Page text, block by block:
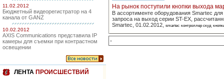
11.02.2012
Бюджетный видеорегистратор на 4
канала от GANZ
10.02.2012
AXIS Communications представила IP
камеры для съемки при контрастном
освещении
ЛЕНТА ПРОИСШЕСТВИЙ
На рынок поступили кнопки выхода
В ассортименте оборудования Smartec
запроса на выход серии ST-EX,
Smartec, 01.02.2012,
smartec контроллер скуд
-